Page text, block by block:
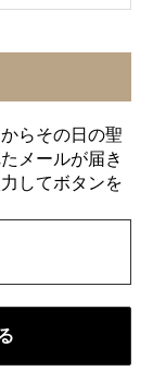
らその日の聖
メールが届き
してボタンを